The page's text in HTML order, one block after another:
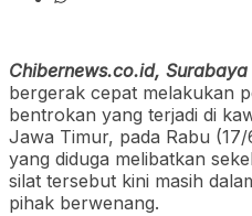
Chibernews.co.id, Surabaya
bergerak cepat melakukan
bentrokan yang terjadi di
Jawa Timur, pada Rabu
yang diduga melibatkan
silat tersebut kini masih
pihak berwenang.